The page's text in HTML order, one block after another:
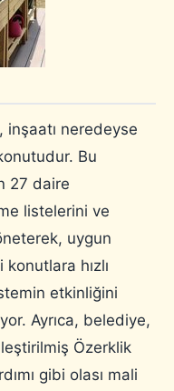
inşaatı neredeyse
Bu
27 daire
listelerini ve
uygun
hızlı
etkinliğini
Ayrıca, belediye,
Özerklik
gibi olası mali